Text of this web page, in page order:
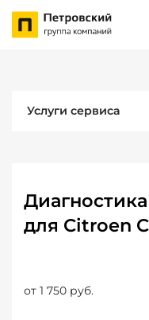
Услуги сервиса
для Citroen
от 1 750 руб.